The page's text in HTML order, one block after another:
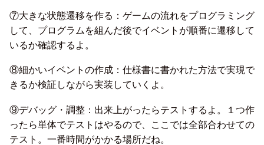
⑦大きな状態遷移を作る：ゲームの流れをプログラミング
して、プログラムを組んだ後でイベントが順番に遷移して
いるか確認するよ。
⑧細かいイベントの作成：仕様書に書かれた方法で実現で
きるか検証しながら実装していくよ。
⑨デバッグ・調整：出来上がったらテストするよ。１つ作
ったら単体でテストはやるので、ここでは全部合わせての
テスト。一番時間がかかる場所だね。